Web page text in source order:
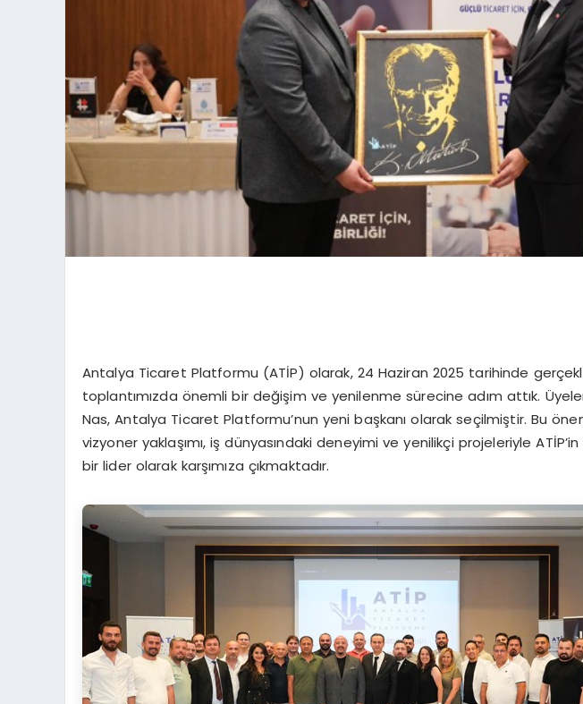
Antalya Ticaret Platformu (ATİP) olarak, 24 Haziran 2025 tarihinde
toplantımızda önemli bir değişim ve yenilenme sürecine adım attık.
Nas, Antalya Ticaret Platformu’nun yeni başkanı olarak seçilmiştir. Bu
vizyoner yaklaşımı, iş dünyasındaki deneyimi ve yenilikçi projeleriyle
bir lider olarak karşımıza çıkmaktadır.